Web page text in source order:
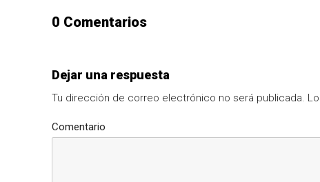
0 Comentarios
Dejar una respuesta
Tu dirección de correo electrónico no será publicada.
Comentario